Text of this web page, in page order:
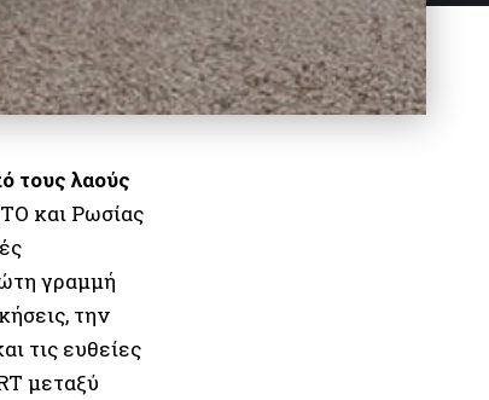
τους λαούς
και Ρωσίας
γραμμή
την
τις ευθείες
μεταξύ